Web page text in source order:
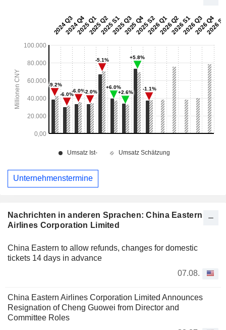
Nachrichten in anderen Sprachen: China Eastern
Airlines Corporation Limited
China Eastern to allow refunds, changes for domestic
tickets 14 days in advance
07.08.
China Eastern Airlines Corporation Limited Announces
Resignation of Cheng Guowei from Director and
Committee Roles
Unternehmenstermine